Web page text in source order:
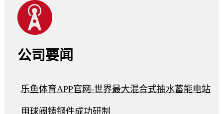
公司要闻
乐鱼体育APP官网-世界最大混合式抽水蓄能电站
用球阀铸钢件成功研制